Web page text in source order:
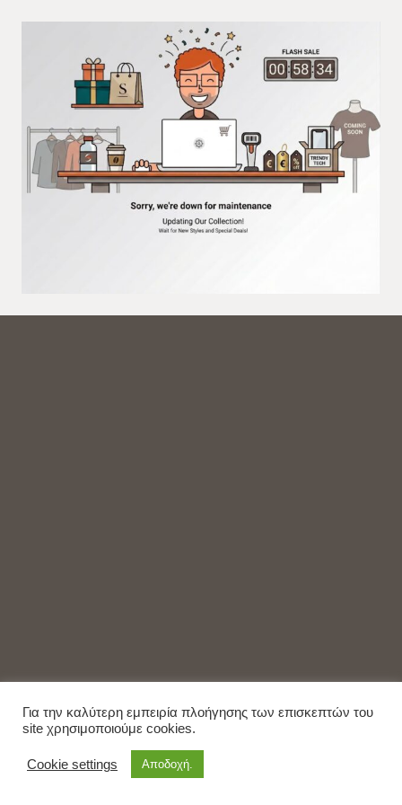
Για την καλύτερη εμπειρία πλοήγησης των επισκεπτών του
site χρησιμοποιούμε cookies.
Cookie settings Αποδοχή.